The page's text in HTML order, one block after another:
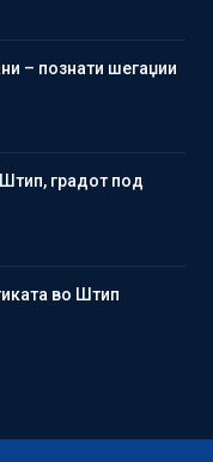
– познати шегаџии
градот под
во Штип